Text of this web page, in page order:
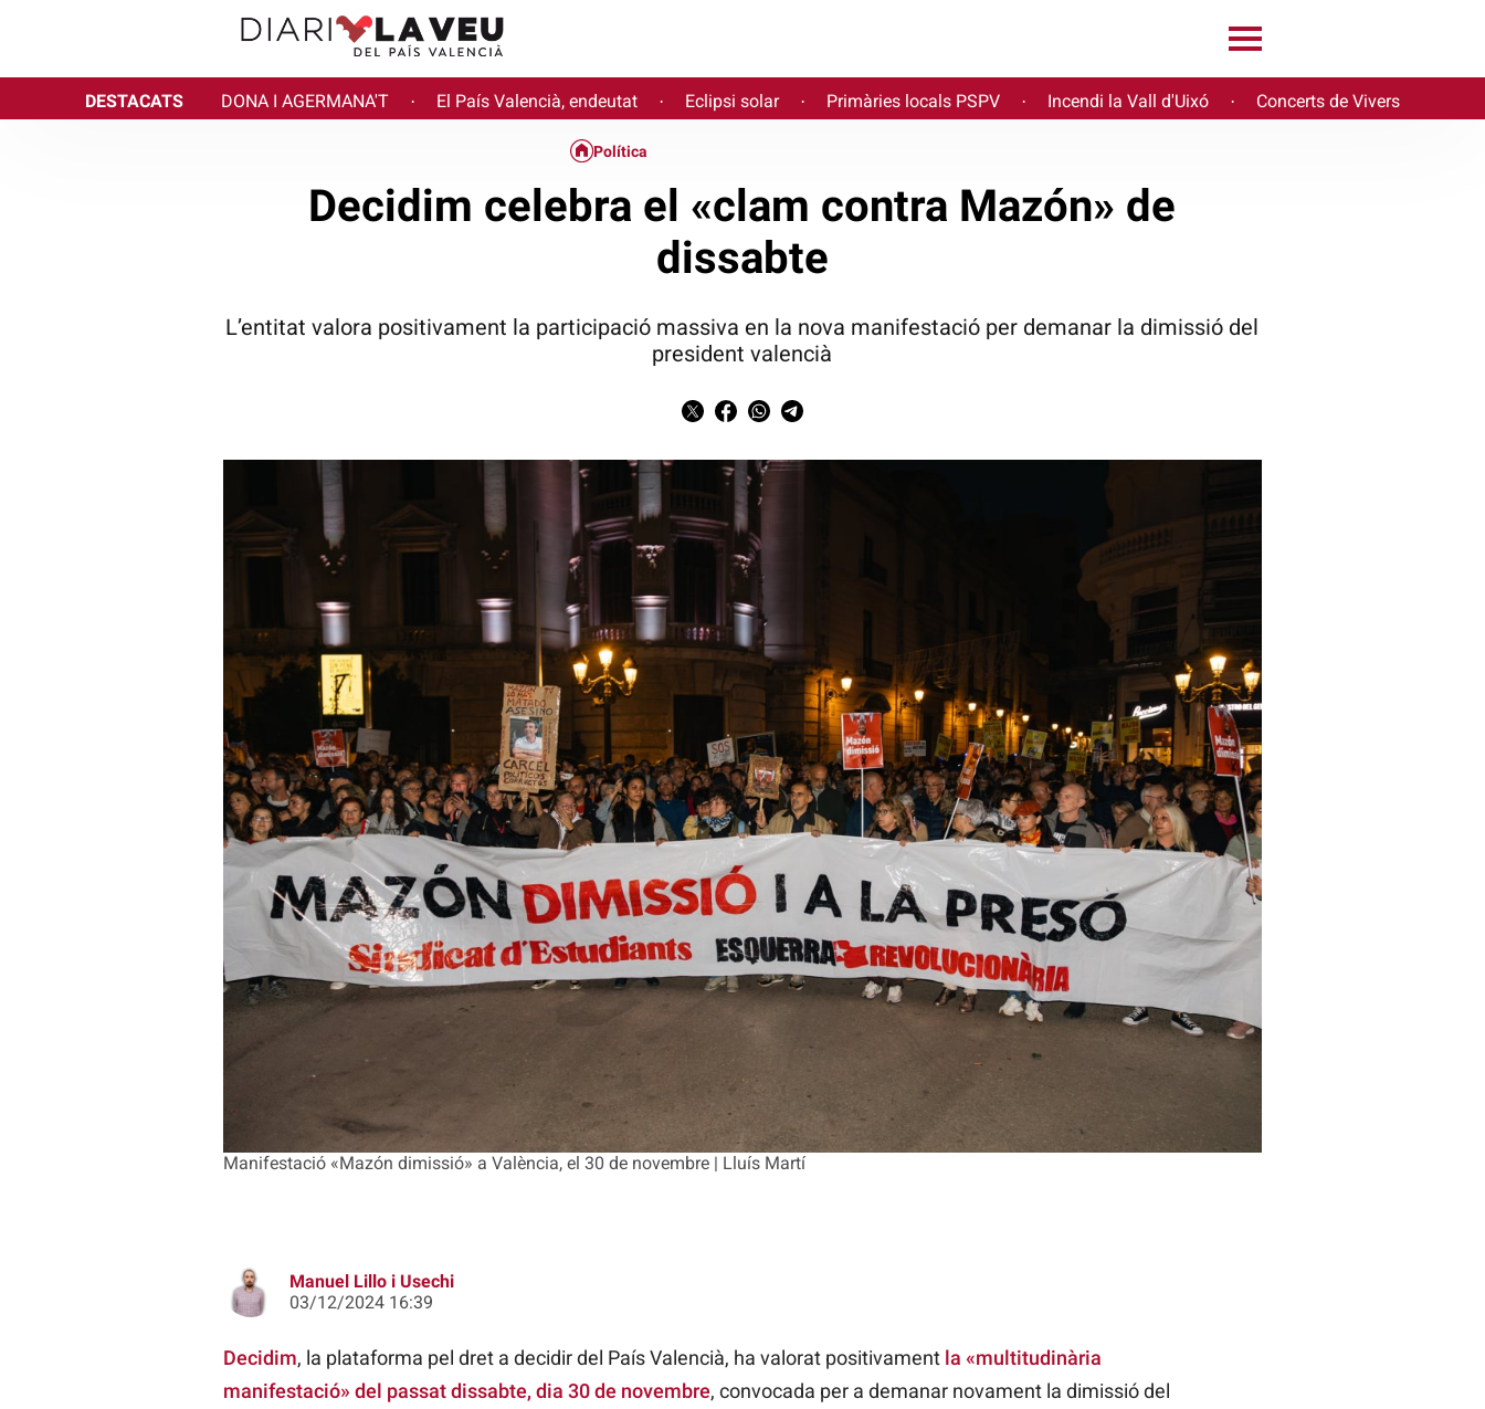
DESTACATS DONA I AGERMANA'T · El País Valencià, endeutat · Eclipsi solar · Primàries locals PSPV · Incendi la Vall d'Uixó · Concerts de Vivers
Manifestació «Mazón dimissió» a València, el 30 de novembre | Lluís Martí
Política
Decidim celebra el «clam contra Mazón» de
dissabte
L’entitat valora positivament la participació massiva en la nova manifestació per demanar la dimissió del
president valencià
Manuel Lillo i Usechi
03/12/2024 16:39
Decidim, la plataforma pel dret a decidir del País Valencià, ha valorat positivament la «multitudinària
manifestació» del passat dissabte, dia 30 de novembre, convocada per a demanar novament la dimissió del